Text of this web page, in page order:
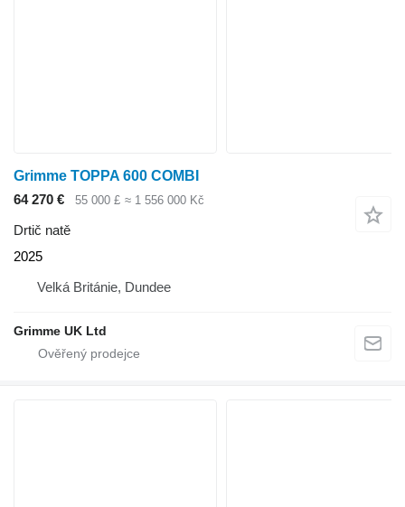
Grimme TOPPA 600 COMBI
64 270 €
55 000 £ ≈ 1 556 000 Kč
Drtič natě
2025
Velká Británie, Dundee
Grimme UK Ltd